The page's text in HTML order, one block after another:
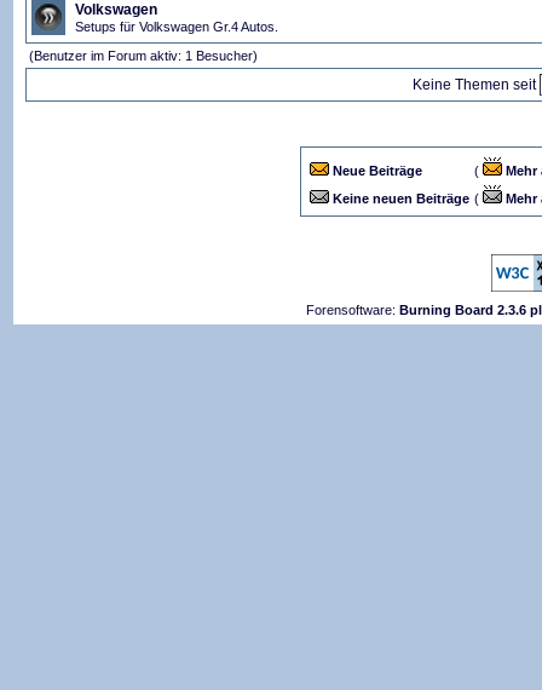
Volkswagen
Setups für Volkswagen Gr.4 Autos.
(Benutzer im Forum aktiv: 1 Besucher)
Keine Themen seit
Neue Beiträge (
Mehr
Keine neuen Beiträge ( Mehr
Forensoftware: Burning Board 2.3.6